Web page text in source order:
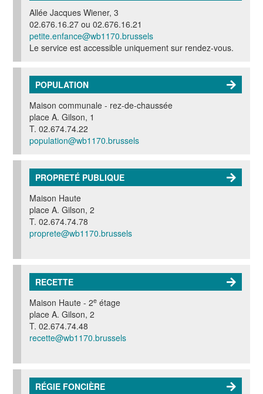
Allée Jacques Wiener, 3
02.676.16.27 ou 02.676.16.21
petite.enfance@wb1170.brussels
Le service est accessible uniquement sur rendez-vous.
POPULATION
Maison communale - rez-de-chaussée
place A. Gilson, 1
T. 02.674.74.22
population@wb1170.brussels
PROPRETÉ PUBLIQUE
Maison Haute
place A. Gilson, 2
T. 02.674.74.78
proprete@wb1170.brussels
RECETTE
Maison Haute - 2e étage
place A. Gilson, 2
T. 02.674.74.48
recette@wb1170.brussels
RÉGIE FONCIÈRE